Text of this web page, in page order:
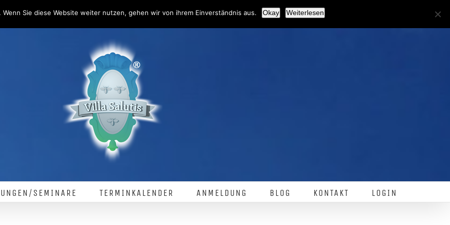
Facebook
SEMINARE TERMINKALENDER ANMELDUNG BLOG KONTAKT LOGIN
Sie diese Website weiter nutzen, gehen wir von ihrem Einverständnis aus. Okay Weiterlesen